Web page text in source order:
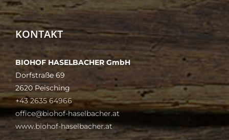
KONTAKT
BIOHOF HASELBACHER GmbH
Dorfstraße 69
2620 Peisching
+43 2635 64966
office@biohof-haselbacher.at
www.biohof-haselbacher.at